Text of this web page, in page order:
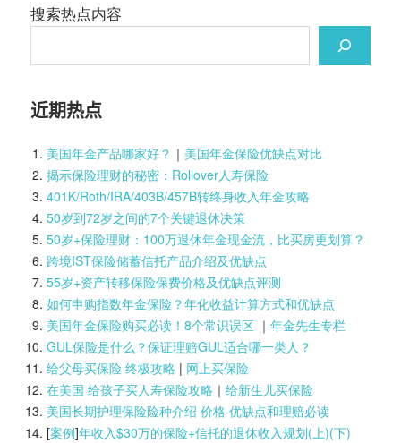
搜索热点内容
近期热点
美国年金产品哪家好？ ｜ 美国年金保险优缺点对比
揭示保险理财的秘密：Rollover人寿保险
401K/Roth/IRA/403B/457B转终身收入年金攻略
50岁到72岁之间的7个关键退休决策
50岁+保险理财：100万退休年金现金流，比买房更划算？
跨境IST保险储蓄信托产品介绍及优缺点
55岁+资产转移保险保费价格及优缺点评测
如何申购指数年金保险？年化收益计算方式和优缺点
美国年金保险购买必读！8个常识误区｜ 年金先生专栏
GUL保险是什么？保证理赔GUL适合哪一类人？
给父母买保险 终极攻略| 网上买保险
在美国 给孩子买人寿保险攻略｜ 给新生儿买保险
美国长期护理保险险种介绍 价格 优缺点和理赔必读
[案例]年收入$30万的保险+信托的退休收入规划(上)(下)